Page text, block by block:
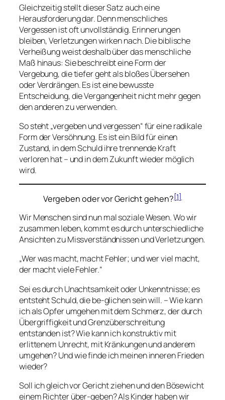
Gleichzeitig stellt dieser Satz auch eine
Herausforderung dar. Denn menschliches
Vergessen ist oft unvollständig. Erinnerungen
bleiben, Verletzungen wirken nach. Die biblische
Verheißung weist deshalb über das menschliche
Maß hinaus: Sie beschreibt eine Form der
Vergebung, die tiefer geht als bloßes Übersehen
oder Verdrängen. Es ist eine bewusste
Entscheidung, die Vergangenheit nicht mehr gegen
den anderen zu verwenden.
So steht „vergeben und vergessen“ für eine radikale
Form der Versöhnung. Es ist ein Bild für einen
Zustand, in dem Schuld ihre trennende Kraft
verloren hat – und in dem Zukunft wieder möglich
wird.
Vergeben oder vor Gericht gehen?[1]
Wir Menschen sind nun mal soziale Wesen. Wo wir
zusammen leben, kommt es durch unterschiedliche
Ansichten zu Missverständnissen und Verletzungen.
„Wer was macht, macht Fehler; und wer viel macht,
der macht viele Fehler.“
Sei es durch Unachtsamkeit oder Unkenntnisse; es
entsteht Schuld, die be-glichen sein will. – Wie kann
ich als Opfer umgehen mit dem Schmerz, der durch
Übergriffigkeit und Grenzüberschreitung
entstanden ist? Wie kann ich konstruktiv mit
erlittenem Unrecht, mit Kränkungen und anderem
umgehen? Und wie finde ich meinen inneren Frieden
wieder?
Soll ich gleich vor Gericht ziehen und den Bösewicht
einem Richter über-geben? Als Kinder haben wir